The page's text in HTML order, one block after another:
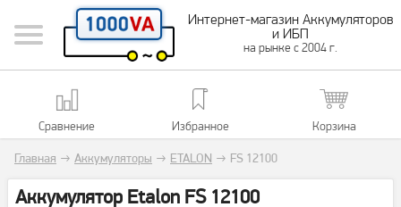
Интернет-магазин Аккумуляторов
и ИБП
на рынке с 2004 г.
Сравнение Избранное Корзина
Главная → Аккумуляторы → ETALON → FS 12100
Аккумулятор Etalon FS 12100